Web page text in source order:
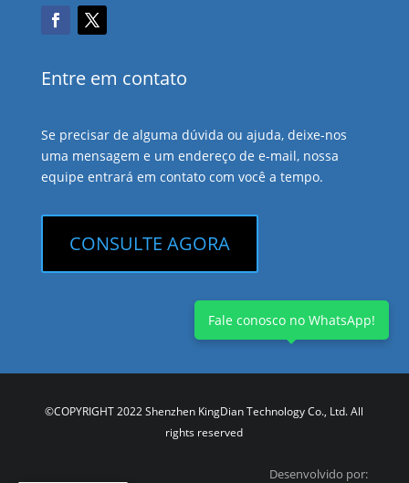
Entre em contato
Se precisar de alguma dúvida ou ajuda, deixe-nos
uma mensagem e um endereço de e-mail, nossa
equipe entrará em contato com você a tempo.
CONSULTE AGORA
Fale conosco no WhatsApp!
©COPYRIGHT 2022 Shenzhen KingDian Technology Co., Ltd. All
rights reserved
Desenvolvido por: